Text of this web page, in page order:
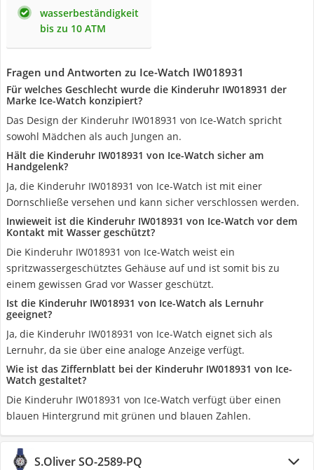
wasserbeständigkeit
bis zu 10 ATM
Fragen und Antworten zu Ice-Watch IW018931
Für welches Geschlecht wurde die Kinderuhr IW018931 der
Marke Ice-Watch konzipiert?
Das Design der Kinderuhr IW018931 von Ice-Watch spricht
sowohl Mädchen als auch Jungen an.
Hält die Kinderuhr IW018931 von Ice-Watch sicher am
Handgelenk?
Ja, die Kinderuhr IW018931 von Ice-Watch ist mit einer
Dornschließe versehen und kann sicher verschlossen werden.
Inwieweit ist die Kinderuhr IW018931 von Ice-Watch vor dem
Kontakt mit Wasser geschützt?
Die Kinderuhr IW018931 von Ice-Watch weist ein
spritzwassergeschütztes Gehäuse auf und ist somit bis zu
einem gewissen Grad vor Wasser geschützt.
Ist die Kinderuhr IW018931 von Ice-Watch als Lernuhr
geeignet?
Ja, die Kinderuhr IW018931 von Ice-Watch eignet sich als
Lernuhr, da sie über eine analoge Anzeige verfügt.
Wie ist das Ziffernblatt bei der Kinderuhr IW018931 von Ice-
Watch gestaltet?
Die Kinderuhr IW018931 von Ice-Watch verfügt über einen
blauen Hintergrund mit grünen und blauen Zahlen.
S.Oliver SO-2589-PQ